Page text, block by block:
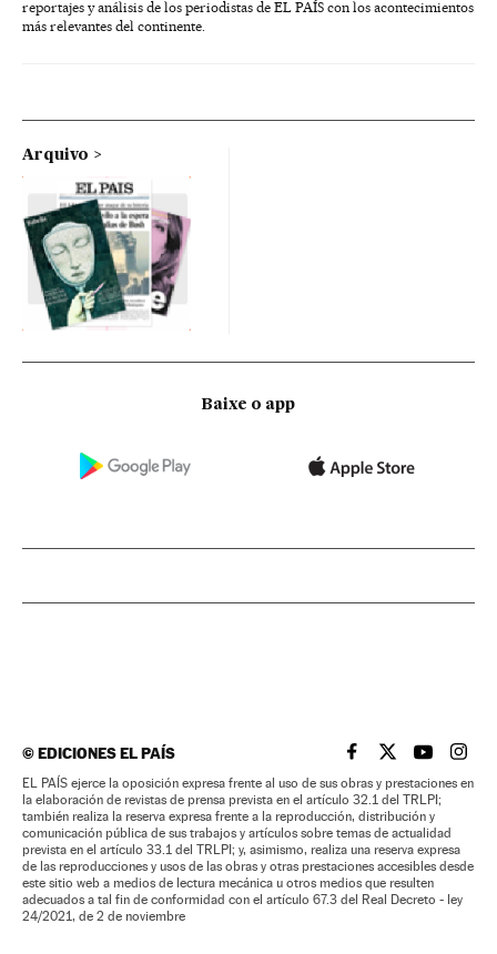
reportajes y análisis de los periodistas de EL PAÍS con los acontecimientos
más relevantes del continente.
Arquivo
Baixe o app
©EDICIONES EL PAÍS EL PAÍS BRASIL EN
EL PAÍSEL PAÍS
EL
EL PAÍS ejerce la oposición expresa frente al uso de sus obras y prestaciones en
la elaboración de revistas de prensa prevista en el artículo 32.1 del TRLPI;
también realiza la reserva expresa frente a la reproducción, distribución y
comunicación pública de sus trabajos y artículos sobre temas de actualidad
prevista en el artículo 33.1 del TRLPI; y, asimismo, realiza una reserva expresa
de las reproducciones y usos de las obras y otras prestaciones accesibles desde
este sitio web a medios de lectura mecánica u otros medios que resulten
adecuados a tal fin de conformidad con el artículo 67.3 del Real Decreto - ley
24/2021, de 2 de noviembre